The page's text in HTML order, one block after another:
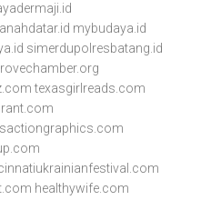
mybudaya.id
simerdupolresbatang.id
texasgirlreads.com
healthywife.com